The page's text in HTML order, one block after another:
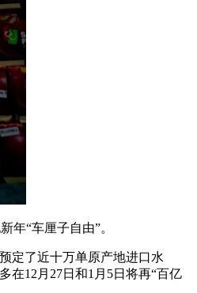
年“车厘子自由”。
定了近十万单原产地进口水
在12月27日和1月5日将再“百亿